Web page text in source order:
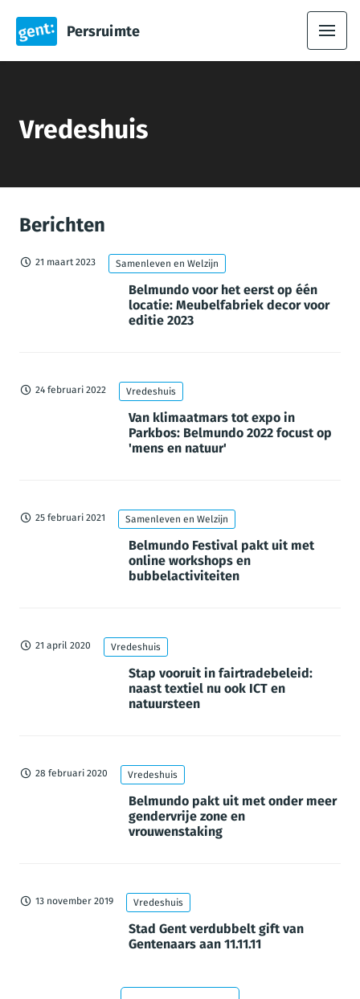
Persruimte
Vredeshuis
Berichten
21 maart 2023 Samenleven en Welzijn
Belmundo voor het eerst op één
locatie: Meubelfabriek decor voor
editie 2023
24 februari 2022 Vredeshuis
Van klimaatmars tot expo in
Parkbos: Belmundo 2022 focust op
'mens en natuur'
25 februari 2021 Samenleven en Welzijn
Belmundo Festival pakt uit met
online workshops en
bubbelactiviteiten
21 april 2020 Vredeshuis
Stap vooruit in fairtradebeleid:
naast textiel nu ook ICT en
natuursteen
28 februari 2020 Vredeshuis
Belmundo pakt uit met onder meer
gendervrije zone en
vrouwenstaking
13 november 2019 Vredeshuis
Stad Gent verdubbelt gift van
Gentenaars aan 11.11.11